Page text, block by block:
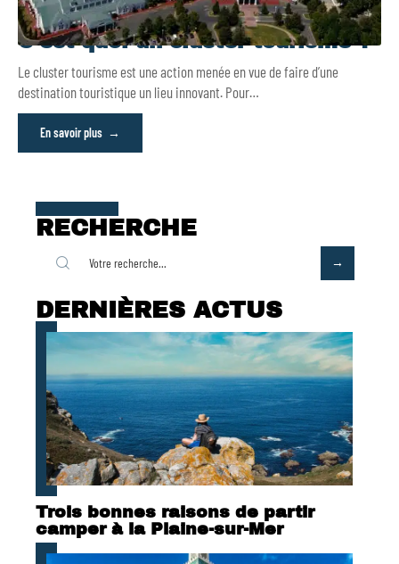
C’est quoi un cluster tourisme ?
Le cluster tourisme est une action menée en vue de faire d’une
destination touristique un lieu innovant. Pour…
En savoir plus
RECHERCHE
DERNIÈRES ACTUS
Trois bonnes raisons de partir
camper à la Plaine-sur-Mer